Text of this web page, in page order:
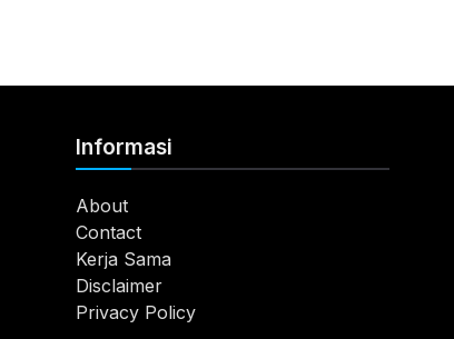
Informasi
About
Contact
Kerja Sama
Disclaimer
Privacy Policy